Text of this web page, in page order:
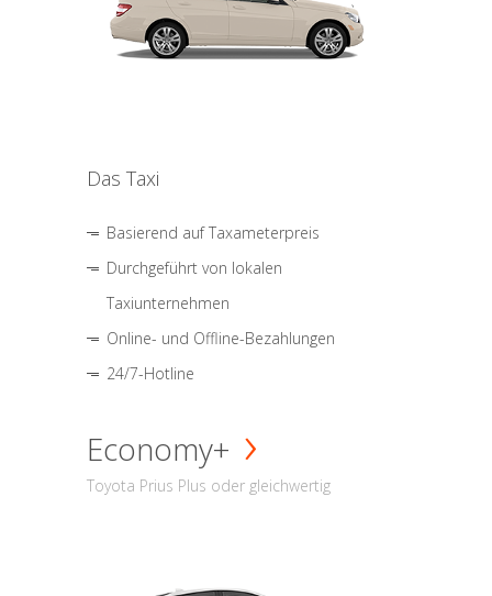
Das Taxi
Basierend auf Taxameterpreis
Durchgeführt von lokalen
Taxiunternehmen
Online- und Offline-Bezahlungen
24/7-Hotline
Economy+
Toyota Prius Plus oder gleichwertig